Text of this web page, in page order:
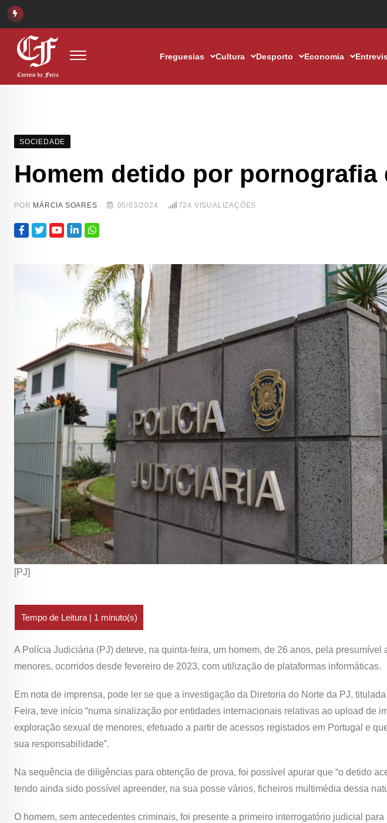
Freguesias Cultura Desporto Economia
SOCIEDADE
Homem detido por pornografia
POR MÁRCIA SOARES 05/03/2024 724 VISUALIZAÇÕES
[PJ]
A Polícia Judiciária (PJ) deteve, na quinta-feira, um homem, de 26 anos, pela presumível
menores, ocorridos desde fevereiro de 2023, com utilização de plataformas informáticas.
Em nota de imprensa, pode ler se que a investigação da Diretoria do Norte da PJ,
Feira, teve início “numa sinalização por entidades internacionais relativas ao upload de
exploração sexual de menores, efetuado a partir de acessos registados em Portugal e
sua responsabilidade”.
Na sequência de diligências para obtenção de prova, foi possível apurar que “o detido
tendo ainda sido possível apreender, na sua posse vários, ficheiros multimédia dessa
O homem, sem antecedentes criminais, foi presente a primeiro interrogatório judicial